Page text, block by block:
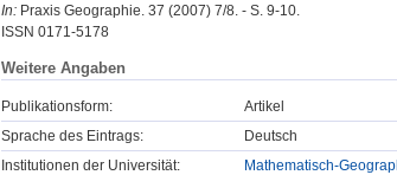
In: Praxis Geographie. 37 (2007) 7/8. - S. 9-10.
ISSN 0171-5178
Weitere Angaben
Publikationsform:
Artikel
Sprache des Eintrags:
Deutsch
Institutionen der Universität:
Mathematisch-